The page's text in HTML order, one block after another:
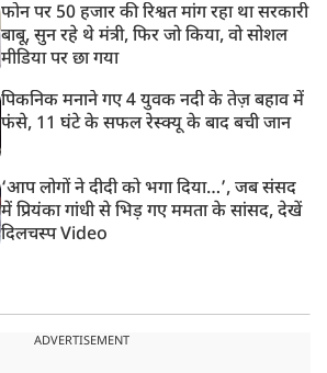
फोन पर 50 हजार की रिश्वत मांग रहा था सरकारी
बाबू, सुन रहे थे मंत्री, फिर जो किया, वो सोशल
मीडिया पर छा गया
पिकनिक मनाने गए 4 युवक नदी के तेज़ बहाव में
फंसे, 11 घंटे के सफल रेस्क्यू के बाद बची जान
‘आप लोगों ने दीदी को भगा दिया…’, जब संसद
में प्रियंका गांधी से भिड़ गए ममता के सांसद, देखें
दिलचस्प Video
ADVERTISEMENT